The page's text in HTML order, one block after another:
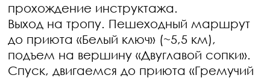
прохождение инструктажа.
Выход на тропу. Пешеходный маршрут
до приюта «Белый ключ» (~5,5 км),
подъем на вершину «Двуглавой сопки».
Спуск, двигаемся до приюта «Гремучий